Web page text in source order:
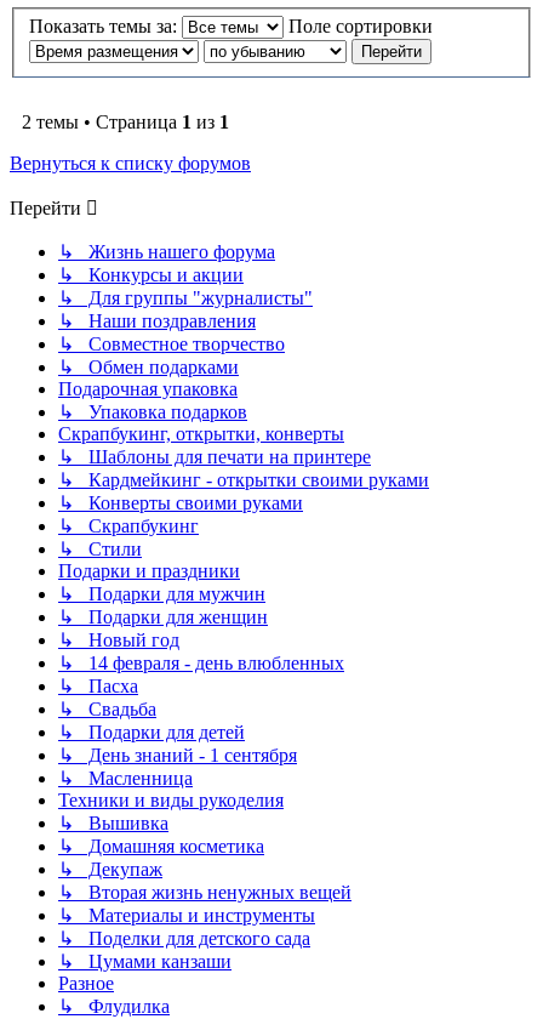
Показать темы за: Поле сортировки
2 темы • Страница 1 из 1
Вернуться к списку форумов
Перейти
↳ Жизнь нашего форума
↳ Конкурсы и акции
↳ Для группы "журналисты"
↳ Наши поздравления
↳ Совместное творчество
↳ Обмен подарками
Подарочная упаковка
↳ Упаковка подарков
Скрапбукинг, открытки, конверты
↳ Шаблоны для печати на принтере
↳ Кардмейкинг - открытки своими руками
↳ Конверты своими руками
↳ Скрапбукинг
↳ Стили
Подарки и праздники
↳ Подарки для мужчин
↳ Подарки для женщин
↳ Новый год
↳ 14 февраля - день влюбленных
↳ Пасха
↳ Свадьба
↳ Подарки для детей
↳ День знаний - 1 сентября
↳ Масленница
Техники и виды рукоделия
↳ Вышивка
↳ Домашняя косметика
↳ Декупаж
↳ Вторая жизнь ненужных вещей
↳ Материалы и инструменты
↳ Поделки для детского сада
↳ Цумами канзаши
Разное
↳ Флудилка